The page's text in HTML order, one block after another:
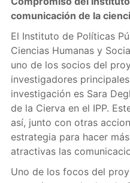
comunicación de la
El Instituto de Políticas
Ciencias Humanas y
uno de los socios del
investigadores
investigación es Sara
de la Cierva en el IPP.
así, junto con otras
estrategia para hacer
atractivas las
Uno de los focos del